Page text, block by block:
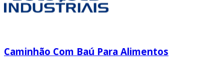
Caminhão Com Baú Para Alimentos